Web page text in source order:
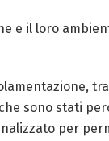
e il loro
sono stati
per